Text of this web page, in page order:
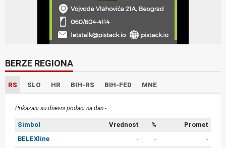
BERZE REGIONA
RS SLO HR BIH-RS BIH-FED MNE
Prikazani su dnevni podaci na dan -
Simbol Vrednost %
Promet
BELEXline
- -
-